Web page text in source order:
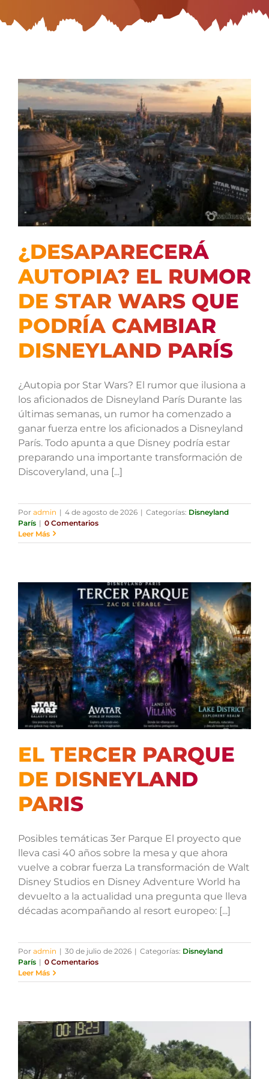
¿DESAPARECERÁ
AUTOPIA? EL RUMOR
DE STAR WARS QUE
PODRÍA CAMBIAR
DISNEYLAND PARÍS
¿Autopia por Star Wars? El rumor que ilusiona a
los aficionados de Disneyland París Durante las
últimas semanas, un rumor ha comenzado a
ganar fuerza entre los aficionados a Disneyland
París. Todo apunta a que Disney podría estar
preparando una importante transformación de
Discoveryland, una [...]
Por admin | 4 de agosto de 2026 | Categorías: Disneyland
París | 0 Comentarios
Leer Más
EL TERCER PARQUE
DE DISNEYLAND
PARIS
Posibles temáticas 3er Parque El proyecto que
lleva casi 40 años sobre la mesa y que ahora
vuelve a cobrar fuerza La transformación de Walt
Disney Studios en Disney Adventure World ha
devuelto a la actualidad una pregunta que lleva
décadas acompañando al resort europeo: [...]
Por admin | 30 de julio de 2026 | Categorías: Disneyland
París | 0 Comentarios
Leer Más